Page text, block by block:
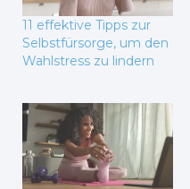
11 effektive Tipps zur
Selbstfürsorge, um den
Wahlstress zu lindern